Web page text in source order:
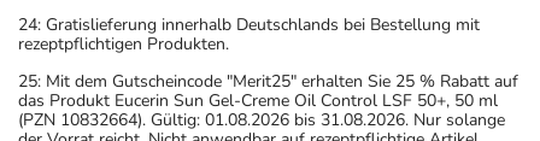
24: Gratislieferung innerhalb Deutschlands bei Bestellung mit
rezeptpflichtigen Produkten.
25: Mit dem Gutscheincode "Merit25" erhalten Sie 25 % Rabatt auf
das Produkt Eucerin Sun Gel-Creme Oil Control LSF 50+, 50 ml
(PZN 10832664). Gültig: 01.08.2026 bis 31.08.2026. Nur solange